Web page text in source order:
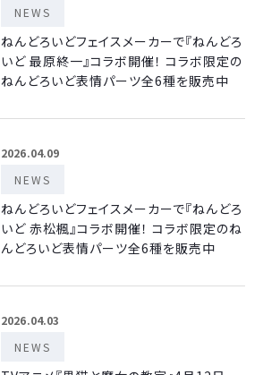
NEWS
ねんどろいどフェイスメーカーで『ねんどろ
いど 最原終一』コラボ開催！ コラボ限定の
ねんどろいど表情パーツ全6種を販売中
2026.04.09
NEWS
ねんどろいどフェイスメーカーで『ねんどろ
いど 赤松楓』コラボ開催！ コラボ限定のね
んどろいど表情パーツ全6種を販売中
2026.04.03
NEWS